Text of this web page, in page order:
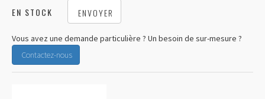
EN STOCK ENVOYER
Vous avez une demande particulière ? Un besoin de sur-mesure ?
Contactez-nous